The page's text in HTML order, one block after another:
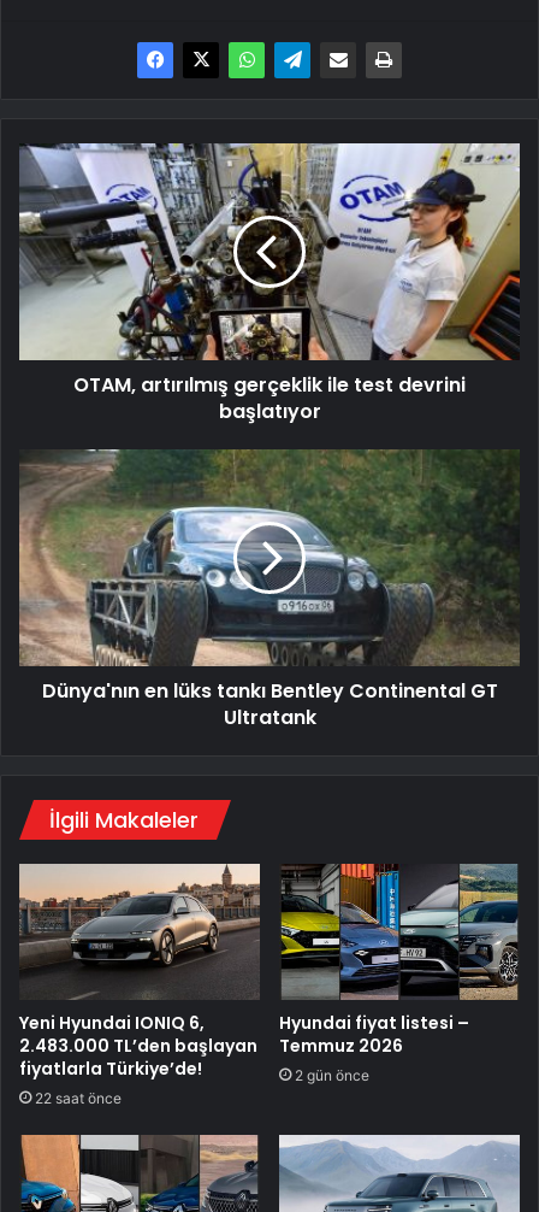
OTAM,
artırılmış
gerçeklik
ile
test
devrini
başlatıyor
OTAM, artırılmış gerçeklik ile test devrini
başlatıyor
Dünya'nın
en
lüks
tankı
Bentley
Continental
GT
Ultratank
Dünya'nın en lüks tankı Bentley Continental GT
Ultratank
İlgili Makaleler
Yeni Hyundai IONIQ 6,
2.483.000 TL’den başlayan
fiyatlarla Türkiye’de!
22 saat önce
Hyundai fiyat listesi –
Temmuz 2026
2 gün önce